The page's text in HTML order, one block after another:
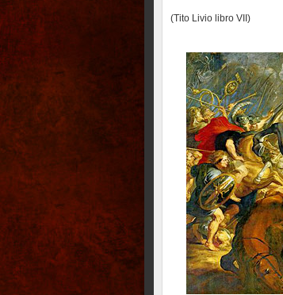
(Tito Livio libro VII)